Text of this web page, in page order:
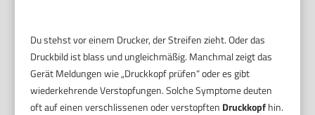
Du stehst vor einem Drucker, der Streifen zieht. Oder das
Druckbild ist blass und ungleichmäßig. Manchmal zeigt das
Gerät Meldungen wie „Druckkopf prüfen“ oder es gibt
wiederkehrende Verstopfungen. Solche Symptome deuten
oft auf einen verschlissenen oder verstopften Druckkopfhin.